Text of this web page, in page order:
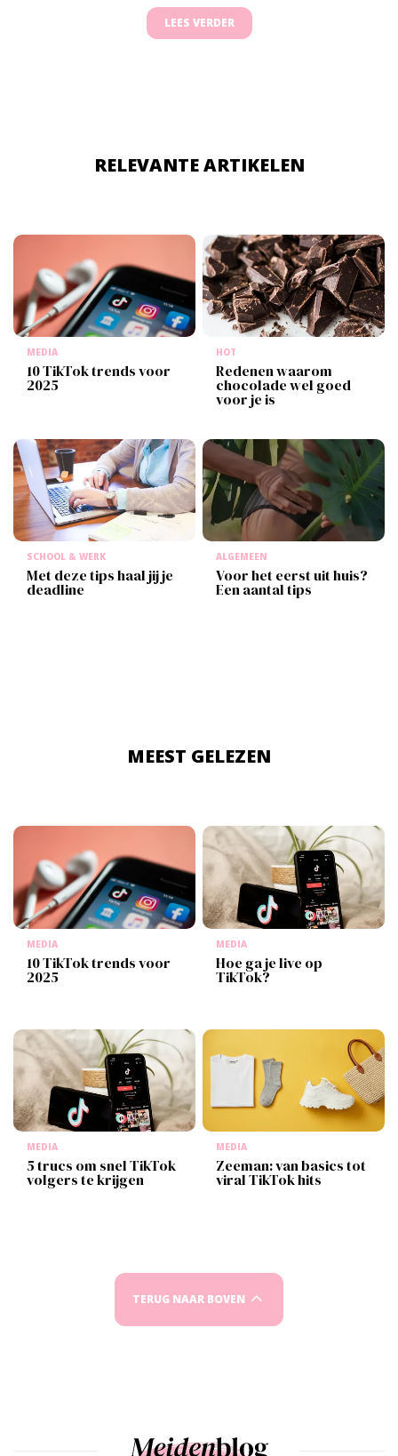
TikTok-app, tik je op het plusje (+) onderaan, veeg je
naar het tabje “LIVE”, geef je je uitzending een leuke
LEES VERDER
RELEVANTE ARTIKELEN
MEDIA
10 TikTok trends voor
2025
HOT
Redenen waarom
chocolade wel goed
voor je is
SCHOOL & WERK
Met deze tips haal jij je
deadline
ALGEMEEN
Voor het eerst uit huis?
Een aantal tips
MEEST GELEZEN
MEDIA
10 TikTok trends voor
2025
MEDIA
Hoe ga je live op
TikTok?
MEDIA
5 trucs om snel TikTok
volgers te krijgen
MEDIA
Zeeman: van basics tot
viral TikTok hits
TERUG NAAR BOVEN